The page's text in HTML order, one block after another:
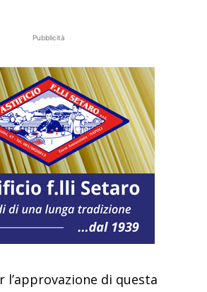
Pubblicità
di questa